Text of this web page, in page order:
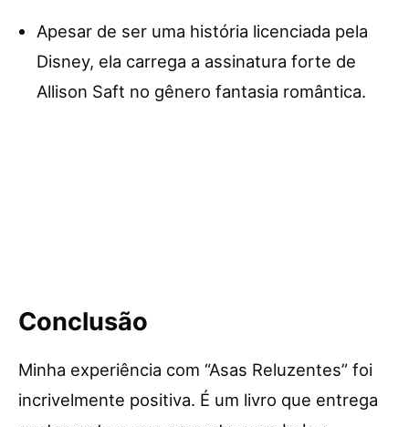
Apesar de ser uma história licenciada pela
Disney, ela carrega a assinatura forte de
Allison Saft no gênero fantasia romântica.
Conclusão
Minha experiência com “Asas Reluzentes” foi
incrivelmente positiva. É um livro que entrega